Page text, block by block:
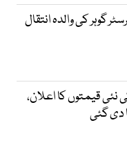
گوہر کی والدہ انتقال
قیمتوں کا اعلان،
دی گئی